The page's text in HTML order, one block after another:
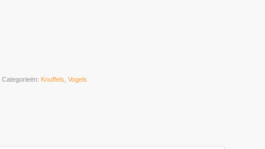
Categorieën: Knuffels ,Vogels